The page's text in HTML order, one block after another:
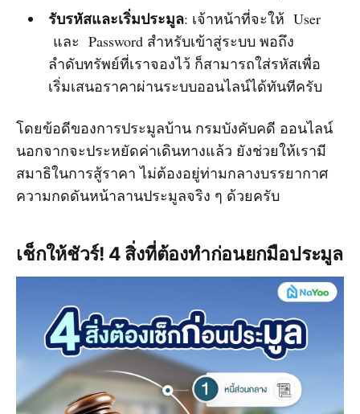
รับรหัสและเริ่มประมูล: เจ้าหน้าที่จะให้ User
และ Password สำหรับเข้าสู่ระบบ พอถึง
ลำดับทรัพย์ที่เราจองไว้ ก็สามารถใส่รหัสเพื่อ
เริ่มเสนอราคาผ่านระบบออนไลน์ได้ทันทีครับ
โดยข้อดีของการประมูลบ้าน กรมบังคับคดี ออนไลน์
นอกจากจะประหยัดค่าเดินทางแล้ว ยังช่วยให้เรามี
สมาธิในการสู้ราคา ไม่ต้องอยู่ท่ามกลางบรรยากาศ
ความกดดันหน้าลานประมูลจริง ๆ ด้วยครับ
เช็กให้ชัวร์! 4 สิ่งที่ต้องทำก่อนยกมือประมูล